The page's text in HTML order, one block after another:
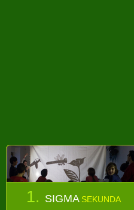
1. SIGMA SEKUNDA